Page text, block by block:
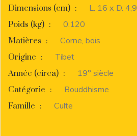
Dimensions (cm) :
L. 16 x D. 4,9
Poids (kg) :
0.120
Matières :
Corne, bois
Origine :
Tibet
Année (circa) :
19° siècle
Catégorie :
Bouddhisme
Famille : Culte